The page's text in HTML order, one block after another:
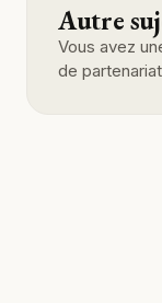
Autre
Vous avez
de